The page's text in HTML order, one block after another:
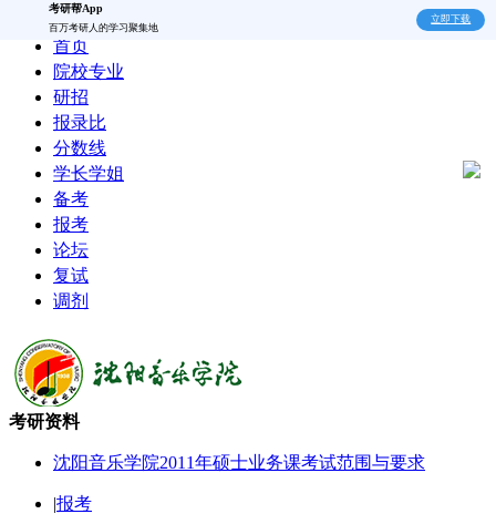
考研帮App
百万考研人的学习聚集地
立即下载
首页
院校专业
研招
报录比
分数线
学长学姐
备考
报考
论坛
复试
调剂
考研资料
沈阳音乐学院2011年硕士业务课考试范围与要求
|报考